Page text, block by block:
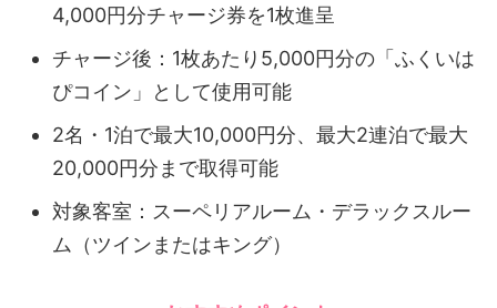
4,000円分チャージ券を1枚進呈
チャージ後：1枚あたり5,000円分の「ふくいは
ぴコイン」として使用可能
2名・1泊で最大10,000円分、最大2連泊で最大
20,000円分まで取得可能
対象客室：スーペリアルーム・デラックスルー
ム（ツインまたはキング）